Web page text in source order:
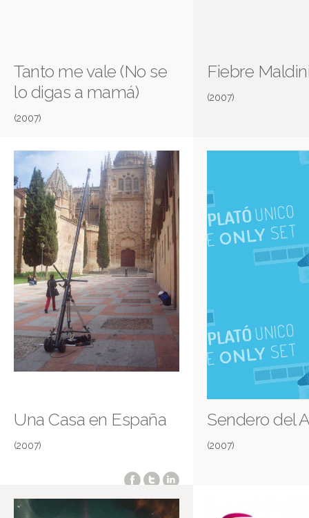
Tanto me vale (No se
lo digas a mamá)
(2007)
Fiebre
(2007)
Una Casa en España
(2007)
Sendero del
(2007)